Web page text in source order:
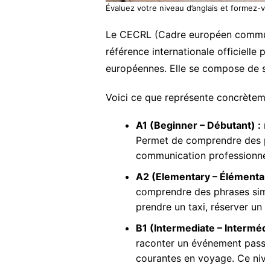
Évaluez votre niveau d’anglais et
Le CECRL (Cadre européen
référence internationale officielle
européennes. Elle se compose
Voici ce que représente
A1 (Beginner – Débutant) :
Permet de comprendre
communication
A2 (Elementary –
comprendre des phrases
prendre un taxi, réserver
B1 (Intermediate –
raconter un événement
courantes en voyage. Ce